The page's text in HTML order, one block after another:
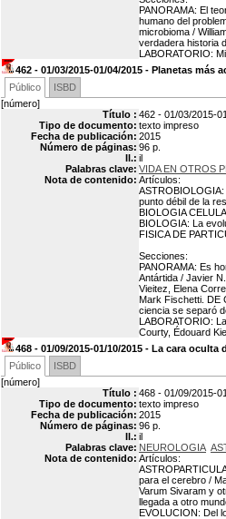
PANORAMA: El
humano del
microbioma /
verdadera historia
LABORATORIO:
462 - 01/03/2015-01/04/2015 - Planetas más
Público
ISBD
[número]
Título : 462 - 01/03/2015-
Tipo de documento: texto impreso
Fecha de publicación: 2015
Número de páginas: 96 p.
Il.: il
Palabras clave: VIDA EN OTROS
Nota de contenido: Artículos:
punto débil de la
BIOLOGIA
BIOLOGIA: La
FISICA DE
Secciones:
PANORAMA: Es
Antártida / Javier
Vieitez, Elena
Mark Fischetti. DE
ciencia se separó
LABORATORIO:
Courty, Édouard
468 - 01/09/2015-01/10/2015 - La cara oculta
Público
ISBD
[número]
Título : 468 - 01/09/2015-
Tipo de documento: texto impreso
Fecha de publicación: 2015
Número de páginas: 96 p.
Il.: il
Palabras clave: NEUROLOGIA
Nota de contenido: Artículos:
para el cerebro /
Varum Sivaram y
llegada a otro
EVOLUCION: Del